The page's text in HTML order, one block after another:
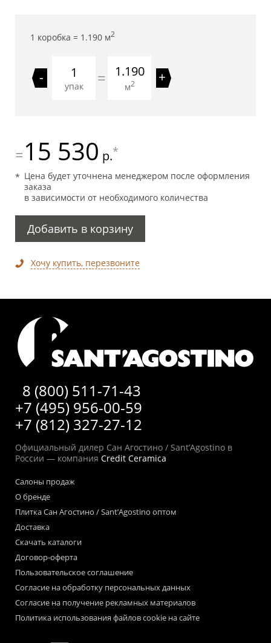
1 коробка = 1.190 м2
-
упак = 1.190
м2 +
=15 530 р.*
Цена будет уточнена менеджером после оформления
заказа
в зависимости от необходимого количества
Добавить в корзину
Хочу купить, перезвоните
8 (800) 511-71-43
+7 (495) 956-00-59
+7 (812) 327-27-12
Официальный дилер Сан Агостино / Sant’Agostino в
России — компания Credit Ceramica
Салоны продаж
О бренде
Плитка Сан Агостино / Sant’Agostino оптом
Доставка
Скачать каталоги
Договор-оферта
Пользовательское соглашение
Согласие на обработку персональных данных
Согласие на получение рекламных материалов
Политика использования файлов cookie на сайте